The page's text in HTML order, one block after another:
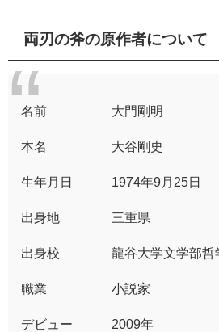
両刃の斧の原作者について
名前 大門剛明
本名 大谷剛史
生年月日 1974年9月25日
出身地 三重県
出身校 龍谷大学文学部哲
職業 小説家
デビュー 2009年